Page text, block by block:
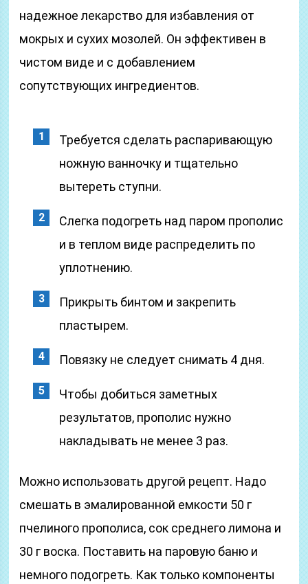
надежное лекарство для избавления от
мокрых и сухих мозолей. Он эффективен в
чистом виде и с добавлением
сопутствующих ингредиентов.
Требуется сделать распаривающую
ножную ванночку и тщательно
вытереть ступни.
Слегка подогреть над паром прополис
и в теплом виде распределить по
уплотнению.
Прикрыть бинтом и закрепить
пластырем.
Повязку не следует снимать 4 дня.
Чтобы добиться заметных
результатов, прополис нужно
накладывать не менее 3 раз.
Можно использовать другой рецепт. Надо
смешать в эмалированной емкости 50 г
пчелиного прополиса, сок среднего лимона и
30 г воска. Поставить на паровую баню и
немного подогреть. Как только компоненты